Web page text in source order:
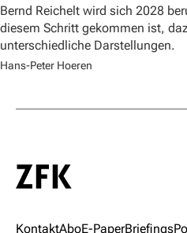
Bernd Reichelt wird sich 2028
diesem Schritt gekommen ist,
unterschiedliche Darstellungen.
Hans-Peter Hoeren
KontaktAboE-PaperBriefings